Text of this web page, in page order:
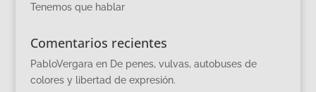
Tenemos que hablar
Comentarios recientes
PabloVergara en De penes, vulvas, autobuses de
colores y libertad de expresión.